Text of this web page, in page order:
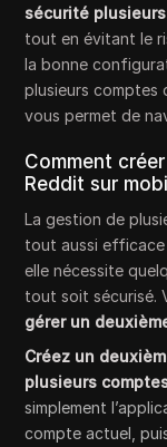
sécurité
tout en évitant le
la bonne
plusieurs comptes
vous permet de
Comment
Reddit sur
La gestion de
tout aussi efficace
elle nécessite
tout soit sécurisé.
gérer un
Créez un
plusieurs
simplement
compte actuel,